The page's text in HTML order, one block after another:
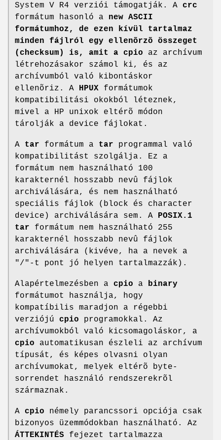
System V R4 verziói támogatják. A crc
formátum hasonló a new ASCII
formátumhoz, de ezen kívül
tartalmaz
minden fájlról egy ellenõrzõ összeget
(checksum) is, amit a cpio az archívum
létrehozásakor számol ki, és az
archívumból való kibontáskor
ellenõriz. A
HPUX formátumok
kompatibilitási okokból léteznek,
mivel a HP unixok eltérõ módon
tárolják a device fájlokat.
A tar formátum a tar programmal való
kompatibilitást szolgálja. Ez a
formátum nem használható 100
karakternél hosszabb nevû fájlok
archiválására, és nem használható
speciális fájlok (block és character
device) archiválására sem. A
POSIX.1
tar formátum nem használható 255
karakternél hosszabb nevû fájlok
archiválására (kivéve, ha a nevek a
"/"-t pont jó helyen tartalmazzák).
Alapértelmezésben a cpio a
binary
formátumot használja, hogy
kompatíbilis maradjon a régebbi
verziójú cpio programokkal. Az
archívumokból való kicsomagoláskor, a
cpio automatikusan észleli az archívum
típusát, és képes olvasni olyan
archívumokat, melyek eltérõ byte-
sorrendet használó rendszerekrõl
származnak.
A cpio némely parancssori opciója csak
bizonyos üzemmódokban használható. Az
ÁTTEKINTÉS fejezet tartalmazza